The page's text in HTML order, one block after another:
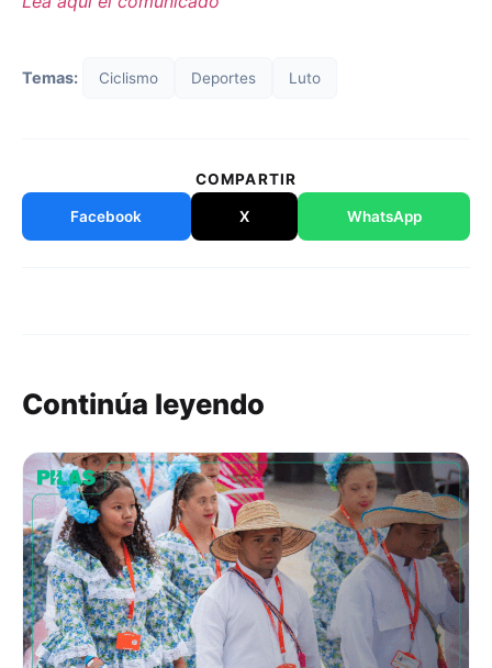
Temas: Ciclismo Deportes Luto
COMPARTIR
Facebook X WhatsApp
Continúa leyendo